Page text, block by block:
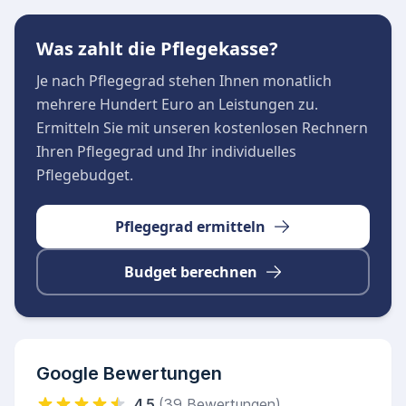
Was zahlt die Pflegekasse?
Je nach Pflegegrad stehen Ihnen monatlich
mehrere Hundert Euro an Leistungen zu.
Ermitteln Sie mit unseren kostenlosen Rechnern
Ihren Pflegegrad und Ihr individuelles
Pflegebudget.
Pflegegrad ermitteln
Budget berechnen
Google Bewertungen